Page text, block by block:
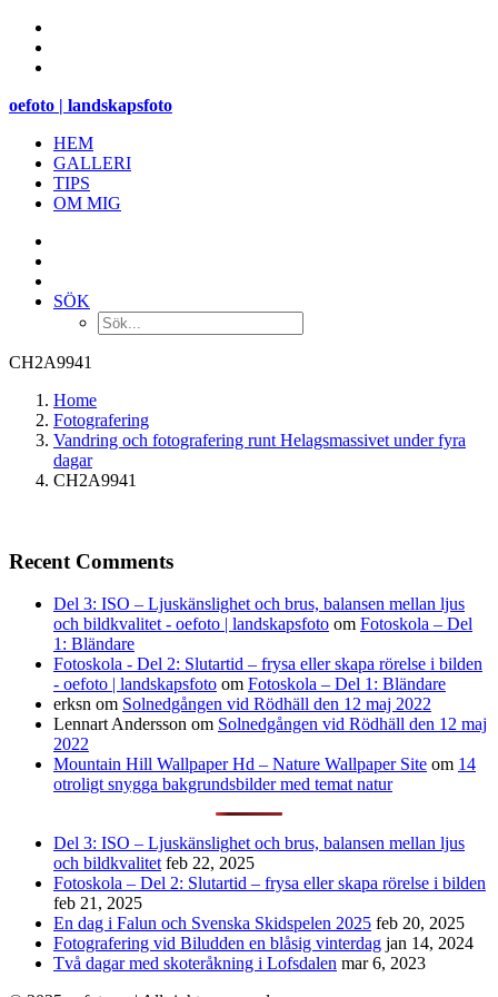
oefoto | landskapsfoto
HEM
GALLERI
TIPS
OM MIG
SÖK
CH2A9941
Home
Fotografering
Vandring och fotografering runt Helagsmassivet under fyra
dagar
CH2A9941
Recent Comments
Del 3: ISO – Ljuskänslighet och brus, balansen mellan ljus
och bildkvalitet - oefoto | landskapsfoto om Fotoskola – Del
1: Bländare
Fotoskola - Del 2: Slutartid – frysa eller skapa rörelse i bilden
- oefoto | landskapsfoto om Fotoskola – Del 1: Bländare
erksn om Solnedgången vid Rödhäll den 12 maj 2022
Lennart Andersson om Solnedgången vid Rödhäll den 12 maj
2022
Mountain Hill Wallpaper Hd – Nature Wallpaper Site om 14
otroligt snygga bakgrundsbilder med temat natur
Del 3: ISO – Ljuskänslighet och brus, balansen mellan ljus
och bildkvalitet feb 22, 2025
Fotoskola – Del 2: Slutartid – frysa eller skapa rörelse i bilden
feb 21, 2025
En dag i Falun och Svenska Skidspelen 2025 feb 20, 2025
Fotografering vid Biludden en blåsig vinterdag jan 14, 2024
Två dagar med skoteråkning i Lofsdalen mar 6, 2023